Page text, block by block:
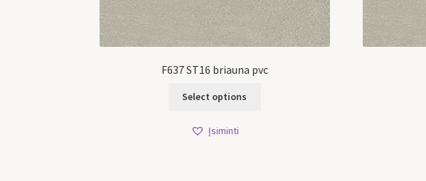
F637 ST16 briauna pvc
Select options
Įsiminti